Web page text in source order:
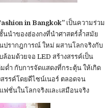
in Bangkok” เป็นความร่วม
นำของฮ่องกงที่นำศาสตร์ล้ำสมัย
ปรากฎการณ์ ใหม่ ผสานโลกจริงกับ
อมด้วยจอ LED สร้างสรรค์เป็น
ด่ำ กับการจัดแสดงที่กระตุ้น ให้เกิด
รรค์โดยดีไซน์เนอร์ ตลอดจน
ฟชั่นในโลกจริงและเสมือนจริง